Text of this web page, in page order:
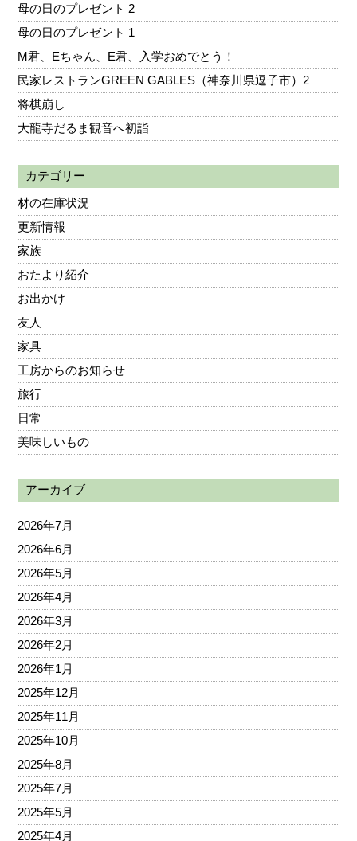
母の日のプレゼント 2
母の日のプレゼント 1
M君、Eちゃん、E君、入学おめでとう！
民家レストランGREEN GABLES（神奈川県逗子市）2
将棋崩し
大龍寺だるま観音へ初詣
カテゴリー
材の在庫状況
更新情報
家族
おたより紹介
お出かけ
友人
家具
工房からのお知らせ
旅行
日常
美味しいもの
アーカイブ
2026年7月
2026年6月
2026年5月
2026年4月
2026年3月
2026年2月
2026年1月
2025年12月
2025年11月
2025年10月
2025年8月
2025年7月
2025年5月
2025年4月